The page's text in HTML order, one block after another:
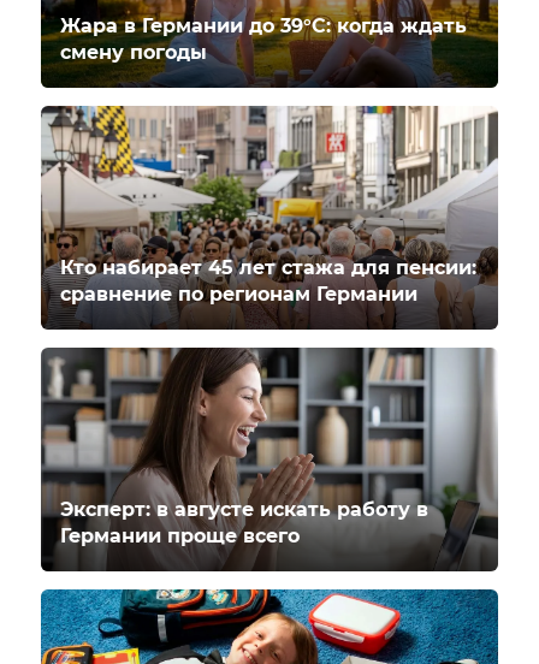
Жара в Германии до 39°C: когда ждать
смену погоды
Кто набирает 45 лет стажа для пенсии:
сравнение по регионам Германии
Эксперт: в августе искать работу в
Германии проще всего